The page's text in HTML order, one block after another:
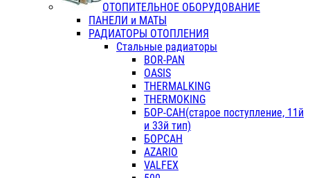
ОТОПИТЕЛЬНОЕ ОБОРУДОВАНИЕ
ПАНЕЛИ и МАТЫ
РАДИАТОРЫ ОТОПЛЕНИЯ
Стальные радиаторы
BOR-PAN
OASIS
THERMALKING
THERMOKING
БОР-САН(старое поступление, 11й
и 33й тип)
БОРСАН
AZARIO
VALFEX